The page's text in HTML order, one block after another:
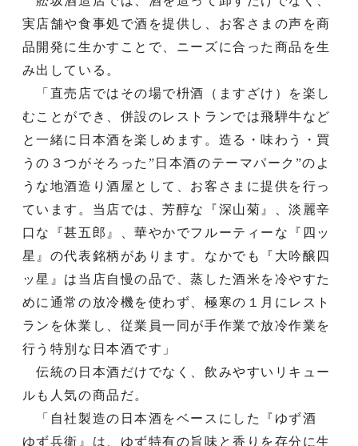
実店舗や食事処で酒を提供し、お客さまの声を商
品開発に生かすことで、ニーズに合った商品を生
み出している。
「直売店ではその場で枡酒（ますざけ）を楽し
むことができ、併設のレストランでは飛騨牛など
と一緒に日本酒を楽しめます。造る・味わう・買
うの３つがそろった”日本酒のテーマパーク”のよ
うな地酒造り酒屋として、お客さまに提供を行っ
ています。当店では、芳醇な『深山菊』、淡麗辛
口な『甚五郎』、華やかでフルーティーな『四ッ
星』の代表銘柄があります。なかでも『大吟醸四
ッ星』は当店自慢の品で、蒸した酒米を冷やすた
めに通常の放冷機を使わず、極寒の１月にレスト
ランを休業し、従業員一同が手作業で放冷作業を
行う特別な日本酒です」
伝統の日本酒だけでなく、飲みやすいリキュー
ルも人気の商品だ。
「自社製造の日本酒をベースにした『ゆず酒
ゆず兵衛』は、ゆず特有の旨味と香りを存分に生